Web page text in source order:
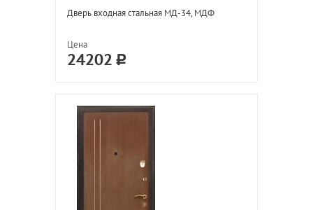
Дверь входная стальная МД-34, МДФ
Цена
24202